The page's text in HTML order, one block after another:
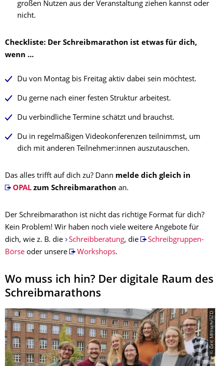
großen Nutzen aus der Veranstaltung ziehen kannst oder
nicht.
Checkliste: Der Schreibmarathon ist etwas für dich,
wenn …
Du von Montag bis Freitag aktiv dabei sein möchtest.
Du gerne nach einer festen Struktur arbeitest.
Du verbindliche Termine schätzt und brauchst.
Du in regelmäßigen Videokonferenzen teilnimmst, um
dich mit anderen Teilnehmer:innen auszutauschen.
Das alles trifft auf dich zu? Dann melde dich gleich in
OPALzum Schreibmarathon an.
Der Schreibmarathon ist nicht das richtige Format für dich?
Kein Problem! Wir haben noch viele weitere Angebote für
dich, wie z. B. die
Schreibberatung, die
Schreibgruppen-
Börse oder unsere Workshops.
Wo muss ich hin? Der digitale Raum des
Schreibmarathons
© Grit Milisch/SZD